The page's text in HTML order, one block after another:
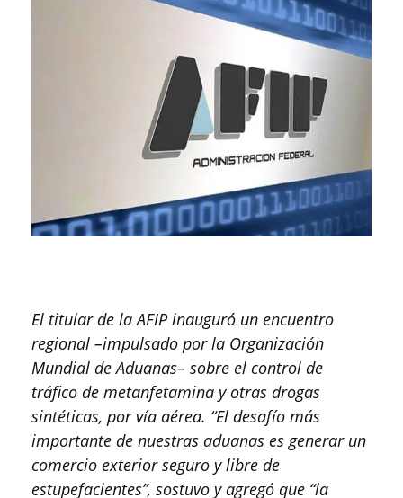
El titular de la AFIP inauguró un encuentro
regional –impulsado por la Organización
Mundial de Aduanas– sobre el control de
tráfico de metanfetamina y otras drogas
sintéticas, por vía aérea. “El desafío más
importante de nuestras aduanas es generar un
comercio exterior seguro y libre de
estupefacientes”, sostuvo y agregó que “la